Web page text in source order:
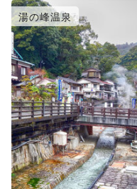
湯の峰温泉